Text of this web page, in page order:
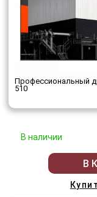
Профессиональный
510
В наличии
В